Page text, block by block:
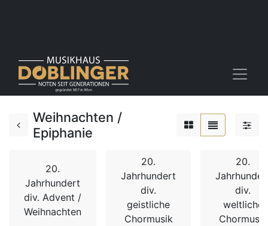
Weihnachten /
Epiphanie
20.
Jahrhundert
div. Advent /
Weihnachten
20.
Jahrhundert
div.
geistliche
Chormusik
20.
div.
weltliche
Chormusik